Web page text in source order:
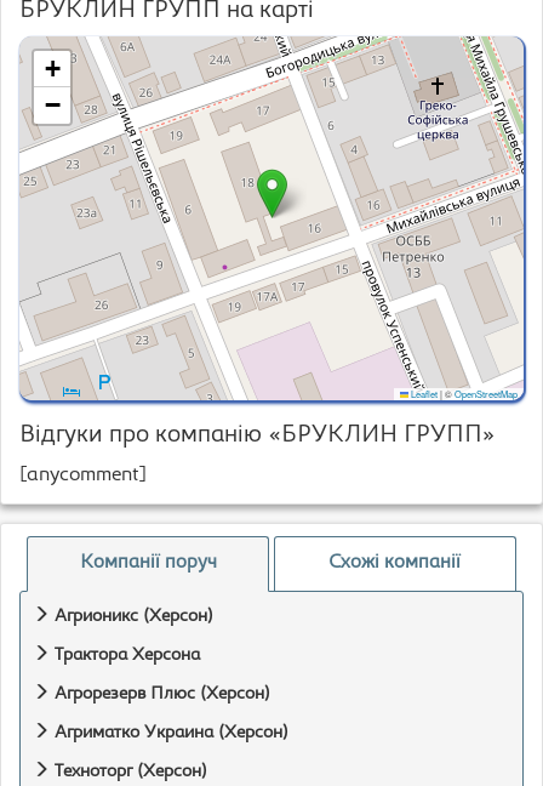
БРУКЛИН ГРУПП на карті
+
−
Leaflet|©OpenStreetMap
Відгуки про компанію «БРУКЛИН ГРУПП»
[anycomment]
Компанії поруч Схожі компанії
Агрионикс (Херсон)
Трактора Херсона
Агрорезерв Плюс (Херсон)
Агриматко Украина (Херсон)
Техноторг (Херсон)